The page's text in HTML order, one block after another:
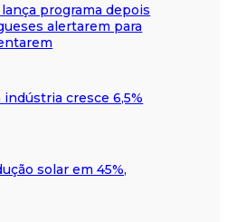
programa depois
alertarem para
cresce 6,5%
solar em 45%,